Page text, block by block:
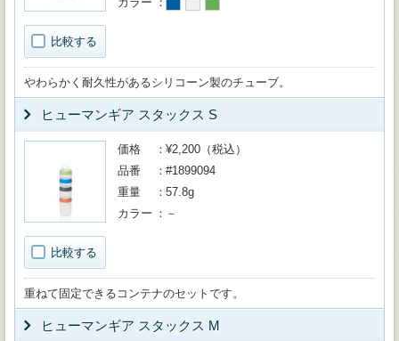
比較する
やわらかく耐久性があるシリコーン製のチューブ。
ヒューマンギア スタックス S
比較する
価格
¥2,200（税込）
品番
#1899094
重量
57.8g
カラー
－
重ねて固定できるコンテナのセットです。
ヒューマンギア スタックス M